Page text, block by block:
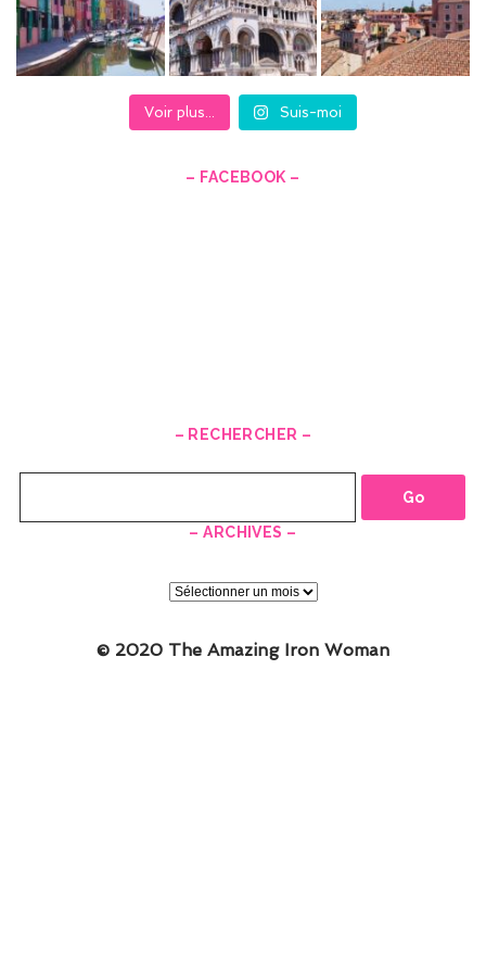
Voir plus... Suis-moi
– FACEBOOK –
– RECHERCHER –
– ARCHIVES –
–
ARCHIVES
© 2020 The Amazing Iron Woman